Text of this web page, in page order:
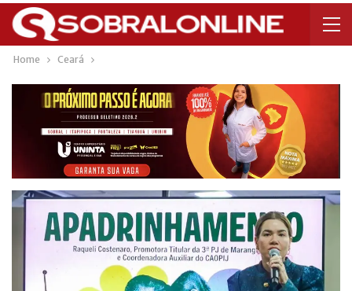
Home Ceará